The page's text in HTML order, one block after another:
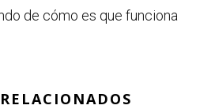
de cómo es que funciona